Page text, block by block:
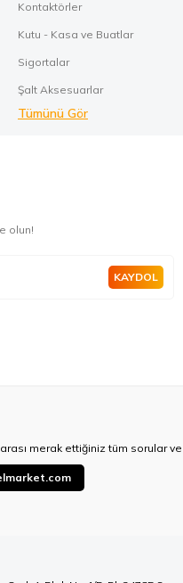
Kontaktörler
Kutu - Kasa ve Buatlar
Sigortalar
Şalt Aksesuarlar
Tümünü Gör
olun!
KAYDOL
merak ettiğiniz tüm sorular